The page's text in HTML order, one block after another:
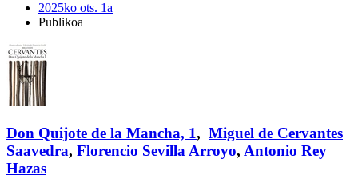
2025ko ots. 1a
Publikoa
Don Quijote de la Mancha, 1, Miguel de Cervantes
Saavedra, Florencio Sevilla Arroyo, Antonio Rey
Hazas